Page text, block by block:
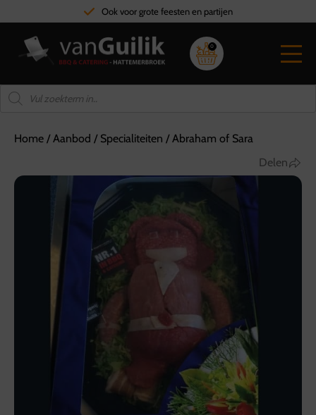
Ook voor grote feesten en partijen
0
Home /Aanbod / Specialiteiten /Abraham of Sara
Delen